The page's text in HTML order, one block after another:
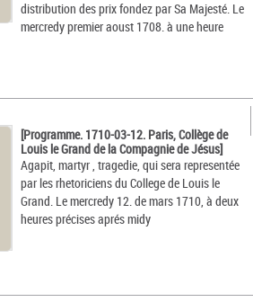
distribution des prix fondez par Sa Majesté. Le
mercredy premier aoust 1708. à une heure
[Programme. 1710-03-12. Paris, Collège de
Louis le Grand de la Compagnie de Jésus]
Agapit, martyr , tragedie, qui sera representée
par les rhetoriciens du College de Louis le
Grand. Le mercredy 12. de mars 1710, à deux
heures précises aprés midy